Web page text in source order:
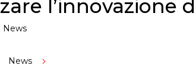
l’innovazione
News
News 5